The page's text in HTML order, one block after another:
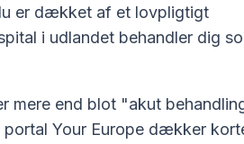
er dækket af et lovpligtigt
i udlandet behandler dig
mere end blot "akut
portal Your Europe dækker